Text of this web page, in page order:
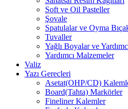
Soft ve Oil Pasteller
Şovale
Spatulalar ve Oyma
Tuvaller
Yağlı Boyalar ve
Yardımcı Malzemeler
Valiz
Yazı Gereçleri
Asetat(OHP/CD)
Board(Tahta) Markörler
Fineliner Kalemler